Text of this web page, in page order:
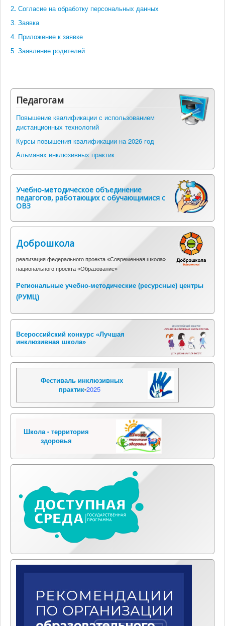
2. Согласие на обработку персональных данных
3. Заявка
4. Приложение к заявке
5. Заявление родителей
Педагогам
Повышение квалификации с использованием
дистанционных технологий
Курсы повышения квалификации на 2026 год
Альманах инклюзивных практик
Учебно-методическое объединение
педагогов, работающих с обучающимися с
ОВЗ
Доброшкола
реализация федерального проекта «Современная школа»
национального проекта «Образование»
Региональные учебно-методические (ресурсные) центры
(РУМЦ)
Всероссийский конкурс «Лучшая
инклюзивная школа»
Фестиваль инклюзивных
практик-2025
Школа - территория
здоровья